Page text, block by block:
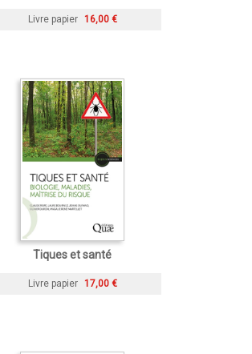
Livre papier 16,00 €
Tiques et santé
Livre papier 17,00 €